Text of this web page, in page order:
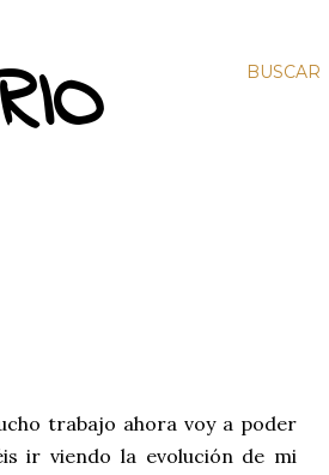
BUSCAR
trabajo ahora voy a poder
ir viendo la evolución de mi